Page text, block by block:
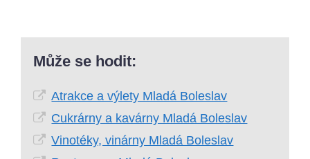
Může se hodit:
Atrakce a výlety Mladá Boleslav
Cukrárny a kavárny Mladá Boleslav
Vinotéky, vinárny Mladá Boleslav